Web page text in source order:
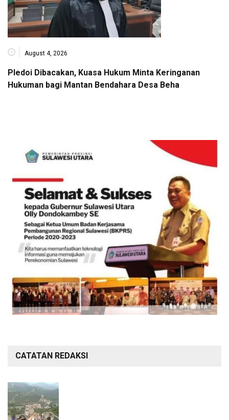
August 4, 2026
Pledoi Dibacakan, Kuasa Hukum Minta Keringanan
Hukuman bagi Mantan Bendahara Desa Beha
CATATAN REDAKSI